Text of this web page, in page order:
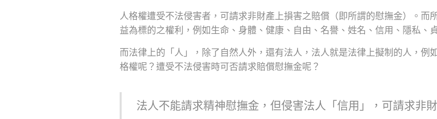
人格權遭受不法侵害者，可請求非財產上損害之賠償（即所謂的慰撫金）。而
益為標的之權利，例如生命、身體、健康、自由、名譽、姓名、信用、隱私、
而法律上的「人」，除了自然人外，還有法人，法人就是法律上擬制的人，例
格權呢？遭受不法侵害時可否請求賠償慰撫金呢？
法人不能請求精神慰撫金，但侵害法人「信用」，可請求非